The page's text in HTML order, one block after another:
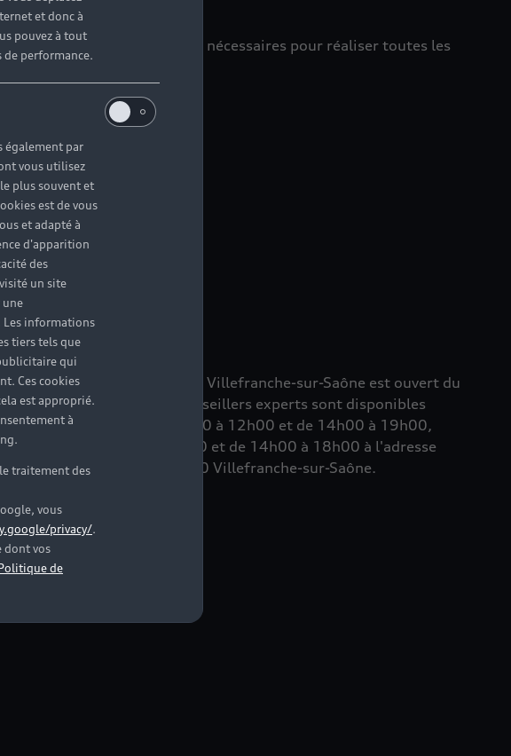
compétences et les outils nécessaires pour réaliser toutes les
de votre Audi.
en concession Audi Villefranche-sur-Saône est ouvert du
samedi. Nos équipes de conseillers experts sont disponibles
à vos besoins, de 8h00 à 12h00 et de 14h00 à 19h00,
le samedi de 9h00 à 12h00 et de 14h00 à 18h00 à l'adresse
: Avenue de l'Europe, 69400 Villefranche-sur-Saône.
la concession
et donc à
pouvez à tout
performance.
également par
vous utilisez
plus souvent et
est de vous
et adapté à
d'apparition
des
un site
une
Les informations
tiers tels que
qui
Ces cookies
est approprié.
à
traitement des
vous
privacy/.
dont vos
de